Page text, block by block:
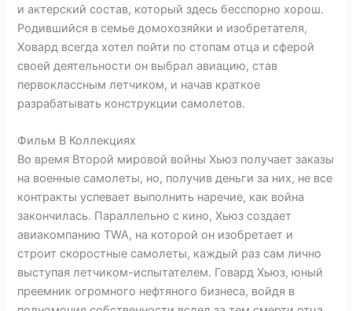
и актерский состав, который здесь бесспорно хорош.
Родившийся в семье домохозяйки и изобретателя,
Ховард всегда хотел пойти по стопам отца и сферой
своей деятельности он выбрал авиацию, став
первоклассным летчиком, и начав краткое
разрабатывать конструкции самолетов.
Фильм В Коллекциях
Во время Второй мировой войны Хьюз получает заказы
на военные самолеты, но, получив деньги за них, не все
контракты успевает выполнить наречие, как война
закончилась. Параллельно с кино, Хьюз создает
авиакомпанию TWA, на которой он изобретает и
строит скоростные самолеты, каждый раз сам лично
выступая летчиком-испытателем. Говард Хьюз, юный
преемник огромного нефтяного бизнеса, войдя в